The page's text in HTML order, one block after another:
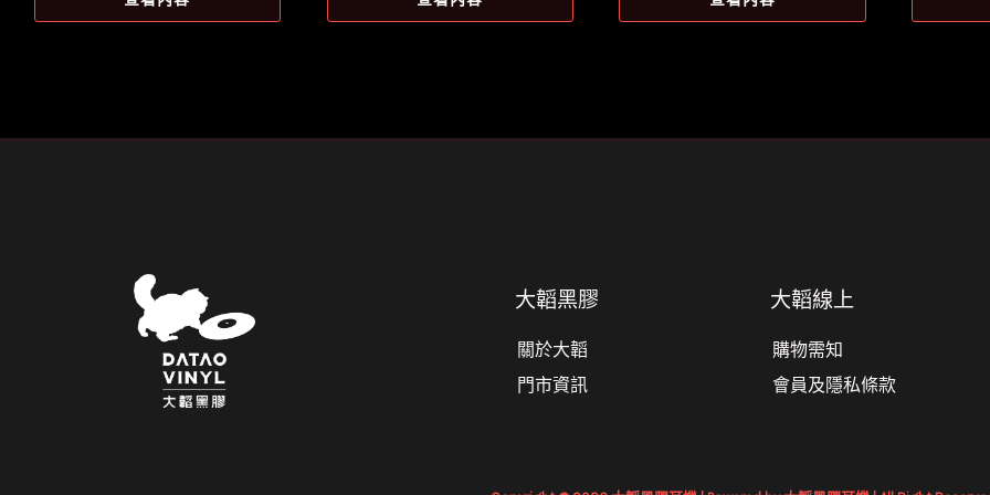
NT$1,299。
格：
NT$1,199。
NT$1,209。
格：
NT$1,105。
NT$1,346。
格：
NT$1,185。
大韜黑膠
關於大韜
門市資訊
大韜線上
購物需知
會員及隱私條款